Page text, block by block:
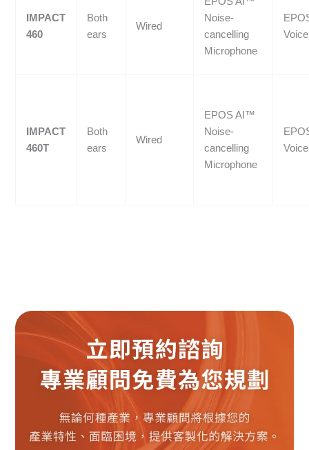
IMPACT
460
Both
ears
Wired
Noise-
cancelling
Microphone
IMPACT
460T
Both
ears
Wired
EPOS AI™
Noise-
cancelling
Microphone